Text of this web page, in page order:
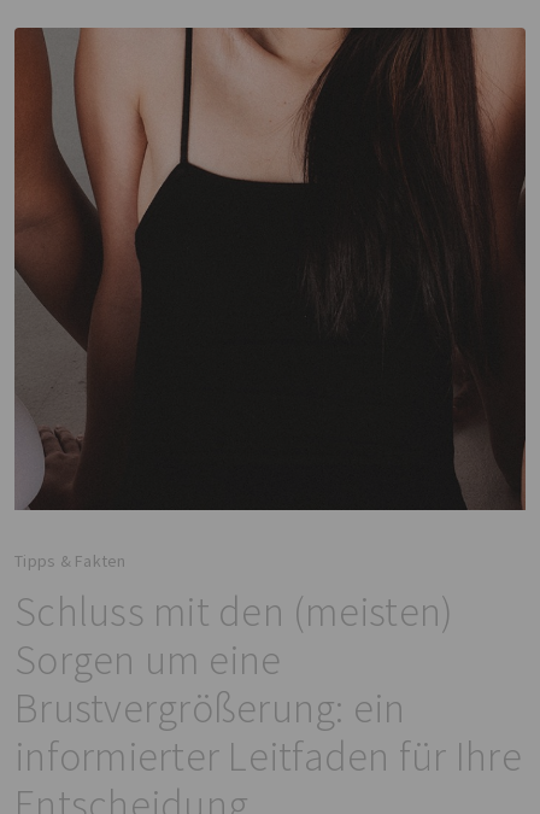
Tipps & Fakten
Schluss mit den (meisten)
Sorgen um eine
Brustvergrößerung: ein
informierter Leitfaden für Ihre